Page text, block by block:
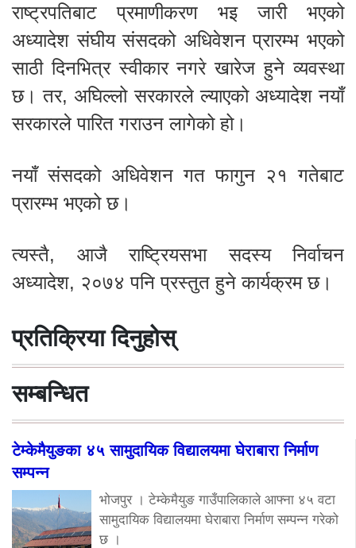
राष्ट्रपतिबाट प्रमाणीकरण भइ जारी भएको
अध्यादेश संघीय संसदको अधिवेशन प्रारम्भ भएको
साठी दिनभित्र स्वीकार नगरे खारेज हुने व्यवस्था
छ। तर, अघिल्लो सरकारले ल्याएको अध्यादेश नयाँ
सरकारले पारित गराउन लागेको हो।
नयाँ संसदको अधिवेशन गत फागुन २१ गतेबाट
प्रारम्भ भएको छ।
त्यस्तै, आजै राष्ट्रियसभा सदस्य निर्वाचन
अध्यादेश, २०७४ पनि प्रस्तुत हुने कार्यक्रम छ।
प्रतिक्रिया दिनुहोस्
सम्बन्धित
टेम्केमैयुङका ४५ सामुदायिक विद्यालयमा घेराबारा निर्माण
सम्पन्न
भोजपुर । टेम्केमैयुङ गाउँपालिकाले आफ्ना ४५ वटा
सामुदायिक विद्यालयमा घेराबारा निर्माण सम्पन्न गरेको
छ ।